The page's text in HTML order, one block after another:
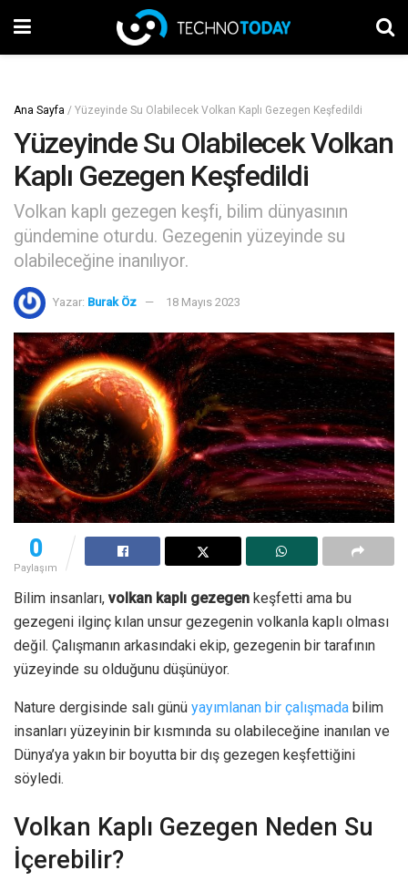
Ana Sayfa / Yüzeyinde Su Olabilecek Volkan Kaplı Gezegen Keşfedildi
Yüzeyinde Su Olabilecek Volkan
Kaplı Gezegen Keşfedildi
Volkan kaplı gezegen keşfi, bilim dünyasının
gündemine oturdu. Gezegenin yüzeyinde su
olabileceğine inanılıyor.
Yazar: Burak Öz 18 Mayıs 2023
0
Paylaşım
Bilim insanları, volkan kaplı gezegen keşfetti ama bu
gezegeni ilginç kılan unsur gezegenin volkanla kaplı olması
değil. Çalışmanın arkasındaki ekip, gezegenin bir tarafının
yüzeyinde su olduğunu düşünüyor.
Nature dergisinde salı günü yayımlanan bir çalışmada bilim
insanları yüzeyinin bir kısmında su olabileceğine inanılan ve
Dünya’ya yakın bir boyutta bir dış gezegen keşfettiğini
söyledi.
Volkan Kaplı Gezegen Neden Su
İçerebilir?